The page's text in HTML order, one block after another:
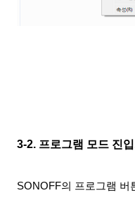
3-2. 프로그램 모드 진
SONOFF의 프로그램 버